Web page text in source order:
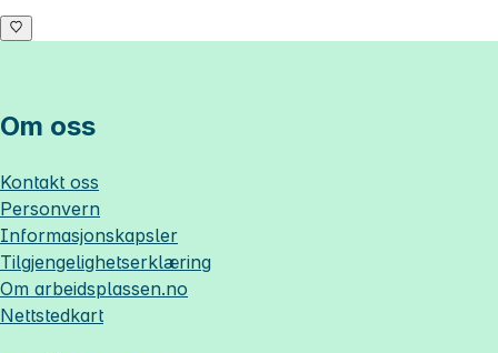
Om oss
Kontakt oss
Personvern
Informasjonskapsler
Tilgjengelighetserklæring
Om arbeidsplassen.no
Nettstedkart